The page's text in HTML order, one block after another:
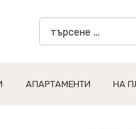
АПАРТАМЕНТИ НА